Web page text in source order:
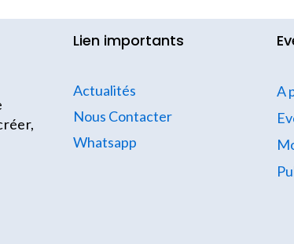
Lien importants
Actualités
Nous Contacter
Whatsapp
A